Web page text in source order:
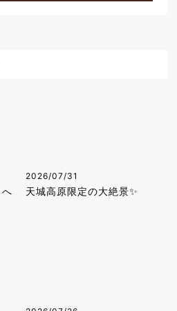
2026/07/31
天城高原限定の大絶景✨